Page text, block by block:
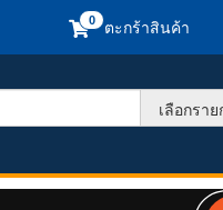
ตะกร้าสินค้า